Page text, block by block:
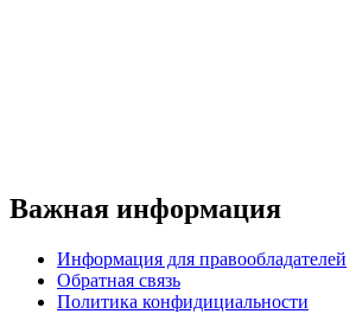
Важная информация
Информация для правообладателей
Обратная связь
Политика конфидициальности